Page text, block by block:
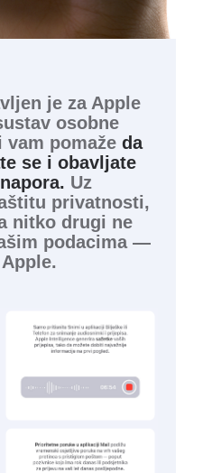
je za Apple
osobne
pomaže da
se i obavljate
Uz
privatnosti,
nitko drugi ne
podacima —